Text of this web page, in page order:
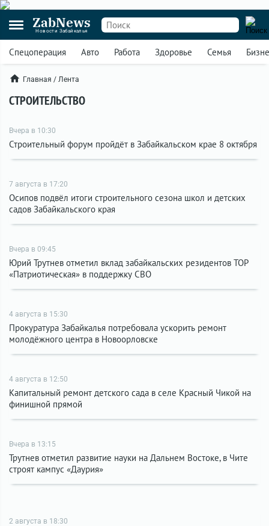
ZabNews
Новости Забайкалья
Спецоперация Авто Работа Здоровье Семья
Главная / Лента
СТРОИТЕЛЬСТВО
Вчера в 10:30
Строительный форум пройдёт в Забайкальском крае 8 октября
7 августа в 17:20
Осипов подвёл итоги строительного сезона школ и детских
садов Забайкальского края
Вчера в 09:45
Юрий Трутнев отметил вклад забайкальских резидентов ТОР
«Патриотическая» в поддержку СВО
4 августа в 15:30
Прокуратура Забайкалья потребовала ускорить ремонт
молодёжного центра в Новоорловске
4 августа в 12:50
Капитальный ремонт детского сада в селе Красный Чикой на
финишной прямой
Вчера в 13:15
Трутнев отметил развитие науки на Дальнем Востоке, в Чите
строят кампус «Даурия»
2 августа в 18:30